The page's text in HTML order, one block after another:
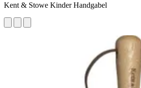
Kent & Stowe Kinder Handgabel